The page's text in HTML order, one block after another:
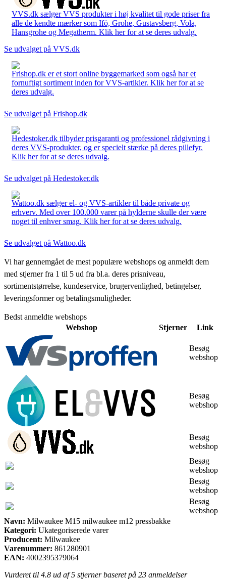
VVS.dk sælger VVS produkter i høj kvalitet til gode priser fra
alle de kendte mærker som Ifö, Grohe, Gustavsberg, Vola,
Hansgrohe og Megatherm. Klik her for at se deres udvalg.
Se udvalget på VVS.dk
Frishop.dk er et stort online byggemarked som også har et
fornuftigt sortiment inden for VVS-artikler. Klik her for at se
deres udvalg.
Se udvalget på Frishop.dk
Hedestoker.dk tilbyder prisgaranti og professionel rådgivning i
deres VVS-produkter, og er specielt stærke på deres pillefyr.
Klik her for at se deres udvalg.
Se udvalget på Hedestoker.dk
Wattoo.dk sælger el- og VVS-artikler til både private og
erhverv. Med over 100.000 varer på hylderne skulle der være
noget til enhver smag. Klik her for at se deres udvalg.
Se udvalget på Wattoo.dk
Vi har gennemgået de mest populære webshops og anmeldt dem
med stjerner fra 1 til 5 ud fra bl.a. deres prisniveau,
sortimentstørrelse, kundeservice, brugervenlighed, betingelser,
leveringsformer og betalingsmuligheder.
Bedst anmeldte webshops
Webshop
Stjerner Link
Besøg
webshop
Besøg
webshop
Besøg
webshop
Besøg
webshop
Besøg
webshop
Besøg
webshop
Navn: Milwaukee M15 milwaukee m12 pressbakke
Kategori: Ukategoriserede varer
Producent: Milwaukee
Varenummer: 861280901
EAN: 4002395379064
Vurderet til 4.8 ud af 5 stjerner baseret på 23 anmeldelser